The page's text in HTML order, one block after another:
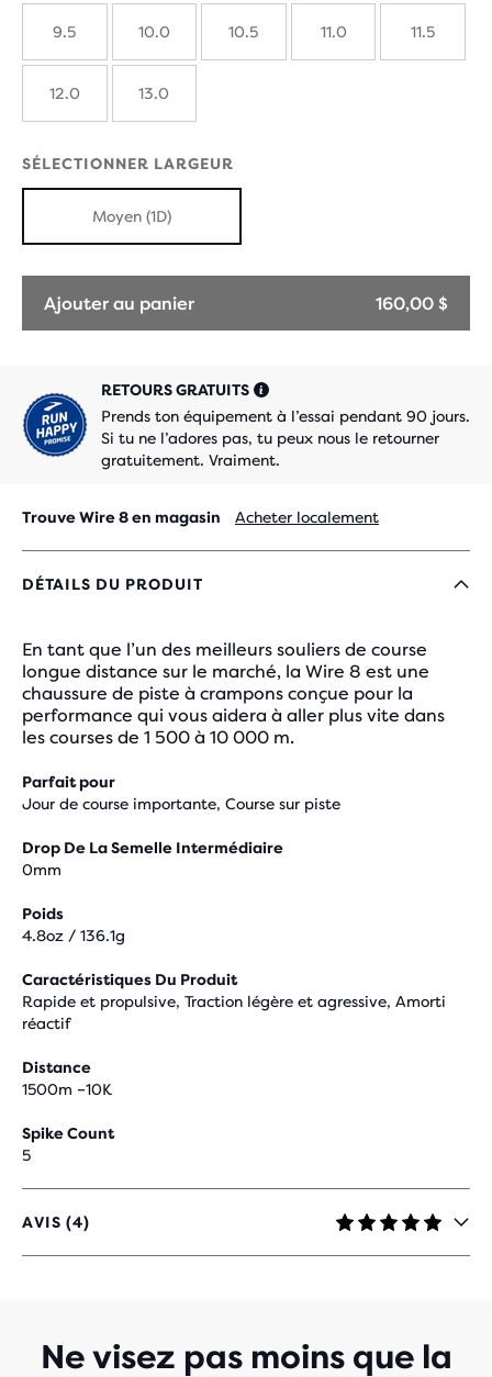
9.5 10.0 10.5 11.0 11.5
12.0 13.0
SÉLECTIONNER LARGEUR
Moyen (1D)
Ajouter au panier 160,00 $
RETOURS GRATUITS
Prends ton équipement à l’essai pendant 90 jours.
Si tu ne l’adores pas, tu peux nous le retourner
gratuitement. Vraiment.
Trouve Wire 8 en magasin Acheter localement
DÉTAILS DU PRODUIT
En tant que l’un des meilleurs souliers de course
longue distance sur le marché, la Wire 8 est une
chaussure de piste à crampons conçue pour la
performance qui vous aidera à aller plus vite dans
les courses de 1 500 à 10 000 m.
Parfait pour
Jour de course importante, Course sur piste
Drop De La Semelle Intermédiaire
0mm
Poids
4.8oz / 136.1g
Caractéristiques Du Produit
Rapide et propulsive, Traction légère et agressive, Amorti
réactif
Distance
1500m –10K
Spike Count
5
AVIS (4)
4,8
SUR
Ne visez pas moins que la